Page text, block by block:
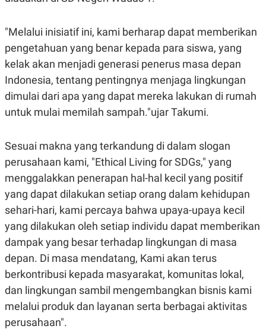
"Melalui inisiatif ini, kami berharap dapat memberikan
pengetahuan yang benar kepada para siswa, yang
kelak akan menjadi generasi penerus masa depan
Indonesia, tentang pentingnya menjaga lingkungan
dimulai dari apa yang dapat mereka lakukan di rumah
untuk mulai memilah sampah."ujar Takumi.
Sesuai makna yang terkandung di dalam slogan
perusahaan kami, "Ethical Living for SDGs," yang
menggalakkan penerapan hal-hal kecil yang positif
yang dapat dilakukan setiap orang dalam kehidupan
sehari-hari, kami percaya bahwa upaya-upaya kecil
yang dilakukan oleh setiap individu dapat memberikan
dampak yang besar terhadap lingkungan di masa
depan. Di masa mendatang, Kami akan terus
berkontribusi kepada masyarakat, komunitas lokal,
dan lingkungan sambil mengembangkan bisnis kami
melalui produk dan layanan serta berbagai aktivitas
perusahaan".